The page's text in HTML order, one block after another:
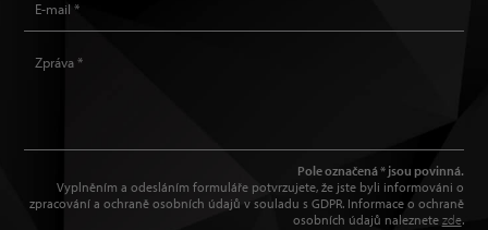
Pole označená * jsou povinná.
Vyplněním a odesláním formuláře potvrzujete, že jste byli informováni o
zpracování a ochraně osobních údajů v souladu s GDPR. Informace o ochraně
osobních údajů naleznete zde.